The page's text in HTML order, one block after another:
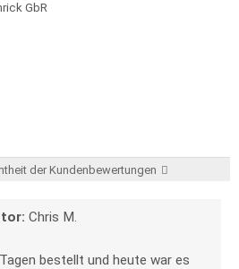
GbR
der Kundenbewertungen
Chris M.
bestellt und heute war es